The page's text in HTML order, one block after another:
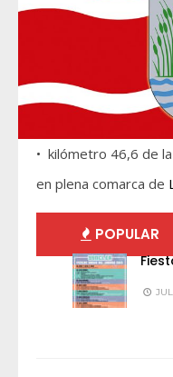
• kilómetro 46,6 de la
en plena comarca de
POPULAR